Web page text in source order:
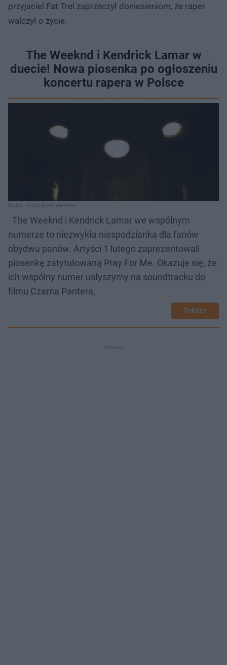
przyjaciel Fat Trel zaprzeczył doniesieniom, że raper
walczył o życie.
The Weeknd i Kendrick Lamar w
duecie! Nowa piosenka po ogłoszeniu
koncertu rapera w Polsce
Autor: Archiwum serwisu
The Weeknd i Kendrick Lamar we wspólnym
numerze to niezwykła niespodzianka dla fanów
obydwu panów. Artyści 1 lutego zaprezentowali
piosenkę zatytułowaną Pray For Me. Okazuje się, że
ich wspólny numer usłyszymy na soundtracku do
filmu Czarna Pantera,
Zobacz